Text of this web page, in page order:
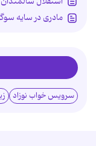
مادری در سایه
سرویس خواب نوزاد